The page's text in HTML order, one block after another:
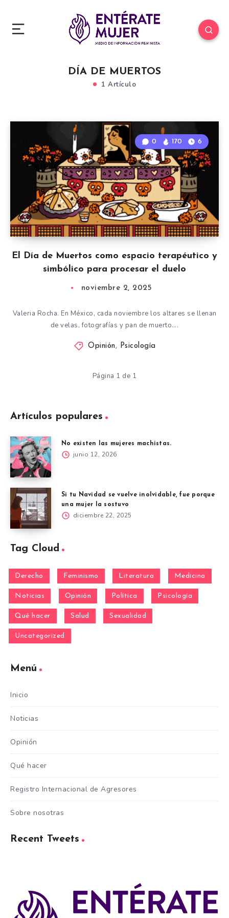
DÍA DE MUERTOS
1 Artículo
El Día de Muertos como espacio terapéutico y
simbólico para procesar el duelo
0 170 6
noviembre 2, 2025
Valeria Rocha. En México, cada noviembre los altares se llenan
de velas, fotografías y pan de muerto….
Opinión, Psicología
Página 1 de 1
Artículos populares
No existen las mujeres machistas.
junio 12, 2026
Si tu Navidad se vuelve inolvidable, fue porque
una mujer la sostuvo
diciembre 22, 2025
Tag Cloud
Derecho Feminismo Literatura Medicina
Noticias Opinión Política Psicología
Qué hacer Salud Sexualidad
Uncategorized
Menú
Inicio
Noticias
Opinión
Qué hacer
Registro Internacional de Agresores
Sobre nosotras
Recent Tweets